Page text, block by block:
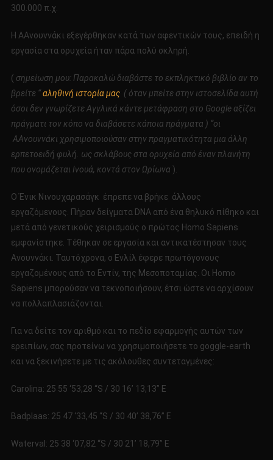
300.000 π.χ.
Η AΑνουννάκι εξεγέρθηκαν κατά των αφεντικών τους, επειδή η
εργασία στα ορυχεία ήταν πάρα πολύ σκληρή.
( σημείωση μου: Παρακαλώ διαβάστε το εκπληκτικό βιβλίο αν το
βρείτε “αληθινή ιστορία μας ( όταν μπείτε στην ιστοσελίδα αυτή
όσοι δεν γνωρίζετε Αγγλικά κάντε μετάφραση στο Google αξίζει
πράγματι τον κόπο να διαβάσετε κάποια πράγματα ) “οι
AΑνουννάκι χρησιμοποιούσαν στην πραγματικότητα μια άλλη
ερπετοειδή φυλή. ως σκλάβους στα ορυχεία από έναν πλανήτη
που ονομάζεται Ινουά, κοντά στον Ωρίωνα ).
Ο Ένικ Νινουχαρασάγκ έπρεπε να βρήκε άλλους
εργαζόμενους. Πήραν δείγματα DNA από ένα θηλυκό πίθηκο και
μετά από γενετικούς χειρισμούς ο πρώτος Homo Sapiens
εμφανίστηκε. Τέθηκαν σε εργασία και αντικατέστησαν τους
Ανουννάκι. Ταυτόχρονα, ο Ενλίλ έφερε πρωτόγονους
εργαζομένους από το Εντίν, της Μεσοποταμίας. Οι Homo
Sapiens μπορούσαν να τεκνοποιήσουν, έτσι ώστε να αρχίσουν
να πολλαπλασιάζονται.
Για να δείτε τον αριθμό και το πεδίο εφαρμογής αυτών των
ερειπίων, σας προτείνω να χρησιμοποιήσετε το goggle-earth
και να ξεκινήσετε με τις ακόλουθες συντεταγμένες:
Carolina: 25 55 ‘53,28 “S / 30 16’ 13,13” E
Badplaas: 25 47 ‘33,45 “S / 30 40’ 38,76” E
Waterval: 25 38 ‘07,82 “S / 30 21’ 18,79” E